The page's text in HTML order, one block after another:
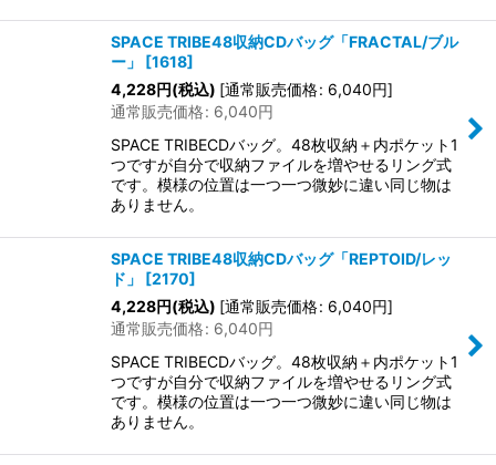
SPACE TRIBE48収納CDバッグ「FRACTAL/ブル
ー」
[1618]
4,228円(税込) [通常販売価格: 6,040円]
通常販売価格: 6,040円
SPACE TRIBECDバッグ。48枚収納＋内ポケット1
つですが自分で収納ファイルを増やせるリング式
です。模様の位置は一つ一つ微妙に違い同じ物は
ありません。
SPACE TRIBE48収納CDバッグ「REPTOID/レッ
ド」
[2170]
4,228円(税込) [通常販売価格: 6,040円]
通常販売価格: 6,040円
SPACE TRIBECDバッグ。48枚収納＋内ポケット1
つですが自分で収納ファイルを増やせるリング式
です。模様の位置は一つ一つ微妙に違い同じ物は
ありません。